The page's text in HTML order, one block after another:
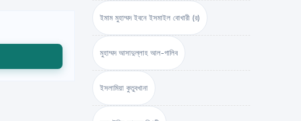
ইমাম মুহাম্মদ ইবনে ইসমাইল বোখারী (র)
মুহাম্মদ আসাদুল্লাহ আল-গালিব
ইসলামিয়া কুতুবখানা